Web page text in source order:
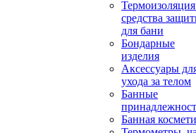
средства
для бани
Бондарные
изделия
Аксеcсуары
ухода за телом
Банные
Банная